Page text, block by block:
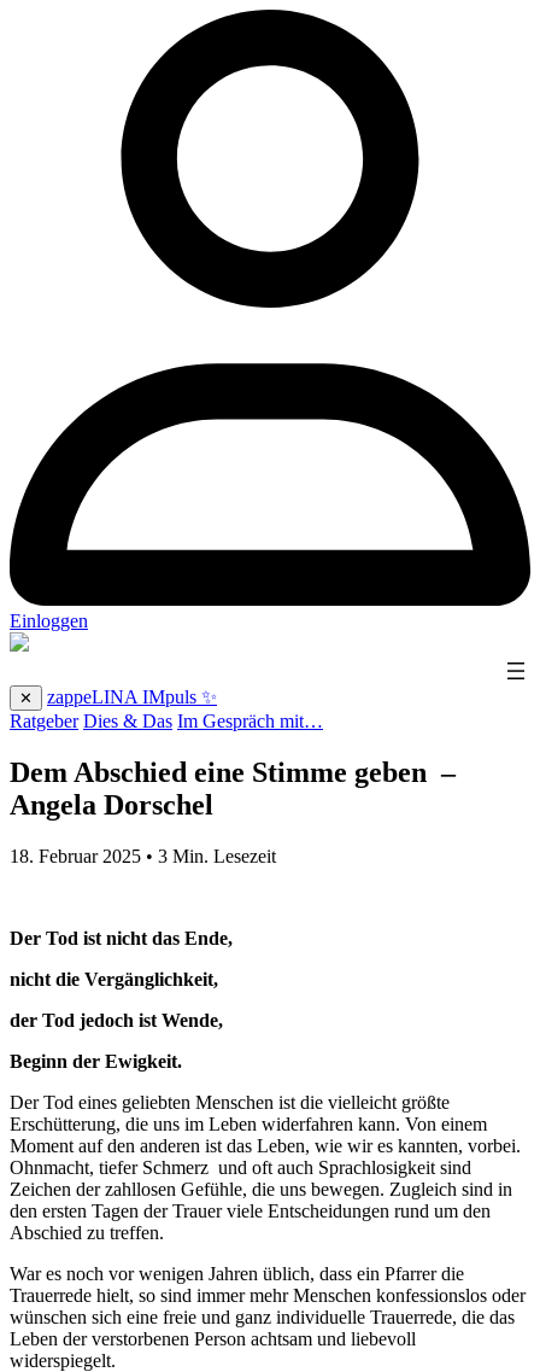
Einloggen
✕
zappeLINA IMpuls ✨
Ratgeber Dies & Das Im Gespräch mit…
Dem Abschied eine Stimme geben –
Angela Dorschel
18. Februar 2025 • 3 Min. Lesezeit
Der Tod ist nicht das Ende,
nicht die Vergänglichkeit,
der Tod jedoch ist Wende,
Beginn der Ewigkeit.
Der Tod eines geliebten Menschen ist die vielleicht größte
Erschütterung, die uns im Leben widerfahren kann. Von einem
Moment auf den anderen ist das Leben, wie wir es kannten, vorbei.
Ohnmacht, tiefer Schmerz und oft auch Sprachlosigkeit sind
Zeichen der zahllosen Gefühle, die uns bewegen. Zugleich sind in
den ersten Tagen der Trauer viele Entscheidungen rund um den
Abschied zu treffen.
War es noch vor wenigen Jahren üblich, dass ein Pfarrer die
Trauerrede hielt, so sind immer mehr Menschen konfessionslos oder
wünschen sich eine freie und ganz individuelle Trauerrede, die das
Leben der verstorbenen Person achtsam und liebevoll
widerspiegelt.